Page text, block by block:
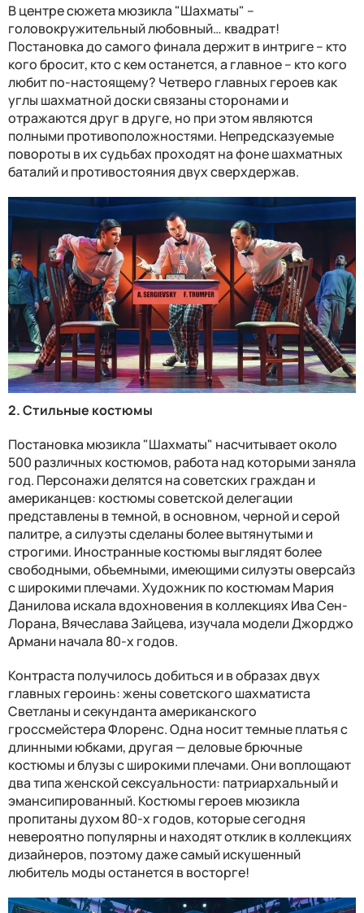
В центре сюжета мюзикла "Шахматы" –
головокружительный любовный… квадрат!
Постановка до самого финала держит в интриге – кто
кого бросит, кто с кем останется, а главное – кто кого
любит по-настоящему? Четверо главных героев как
углы шахматной доски связаны сторонами и
отражаются друг в друге, но при этом являются
полными противоположностями. Непредсказуемые
повороты в их судьбах проходят на фоне шахматных
баталий и противостояния двух сверхдержав.
2. Стильные костюмы
Постановка мюзикла "Шахматы" насчитывает около
500 различных костюмов, работа над которыми заняла
год. Персонажи делятся на советских граждан и
американцев: костюмы советской делегации
представлены в темной, в основном, черной и серой
палитре, а силуэты сделаны более вытянутыми и
строгими. Иностранные костюмы выглядят более
свободными, объемными, имеющими силуэты оверсайз
с широкими плечами. Художник по костюмам Мария
Данилова искала вдохновения в коллекциях Ива Сен-
Лорана, Вячеслава Зайцева, изучала модели Джорджо
Армани начала 80-х годов.
Контраста получилось добиться и в образах двух
главных героинь: жены советского шахматиста
Светланы и секунданта американского
гроссмейстера Флоренс. Одна носит темные платья с
длинными юбками, другая — деловые брючные
костюмы и блузы с широкими плечами. Они воплощают
два типа женской сексуальности: патриархальный и
эмансипированный. Костюмы героев мюзикла
пропитаны духом 80-х годов, которые сегодня
невероятно популярны и находят отклик в коллекциях
дизайнеров, поэтому даже самый искушенный
любитель моды останется в восторге!